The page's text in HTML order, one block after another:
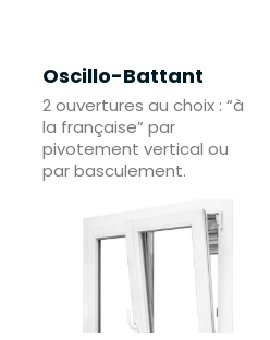
Oscillo-Battant
2 ouvertures au choix : “à
la française” par
pivotement vertical ou
par basculement.